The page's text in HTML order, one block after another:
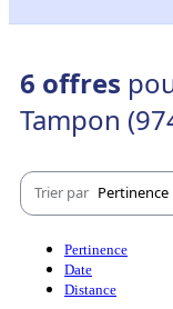
6 offres
Tampon
Trier par Pertinence
Pertinence
Date
Distance